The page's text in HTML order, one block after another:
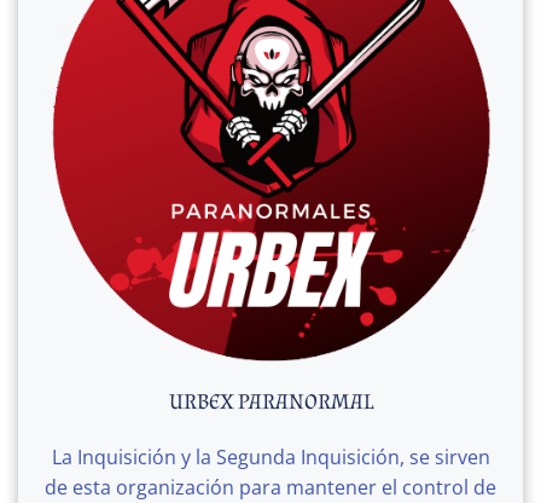
URBEX PARANORMAL
La Inquisición y la Segunda Inquisición, se sirven
de esta organización para mantener el control de